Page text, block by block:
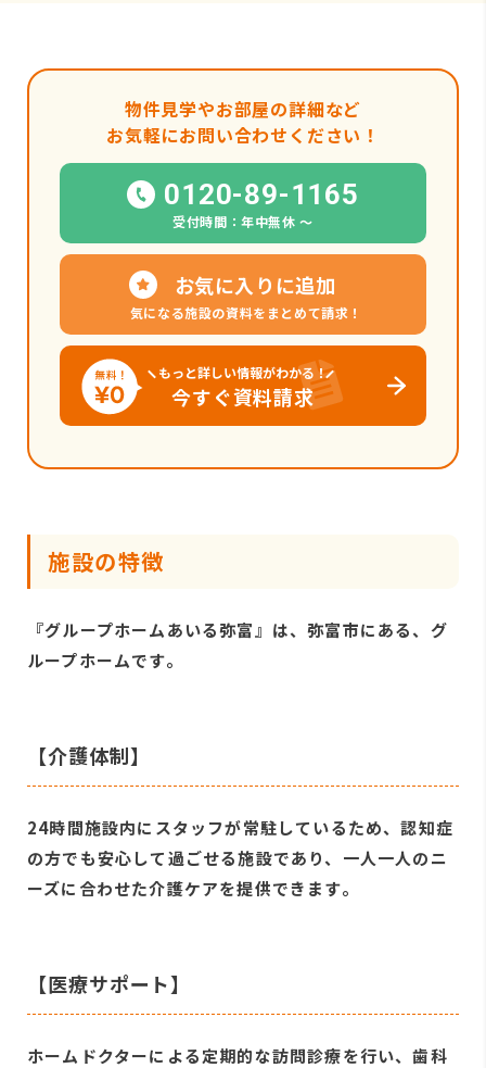
物件見学やお部屋の詳細など
お気軽にお問い合わせください！
0120-89-1165
受付時間：年中無休 〜
お気に入りに追加
気になる施設の資料をまとめて請求！
もっと詳しい情報がわかる！
今すぐ資料請求
施設の特徴
『グループホームあいる弥富』は、弥富市にある、グ
ループホームです。
【介護体制】
24時間施設内にスタッフが常駐しているため、認知症
の方でも安心して過ごせる施設であり、一人一人のニ
ーズに合わせた介護ケアを提供できます。
【医療サポート】
ホームドクターによる定期的な訪問診療を行い、歯科